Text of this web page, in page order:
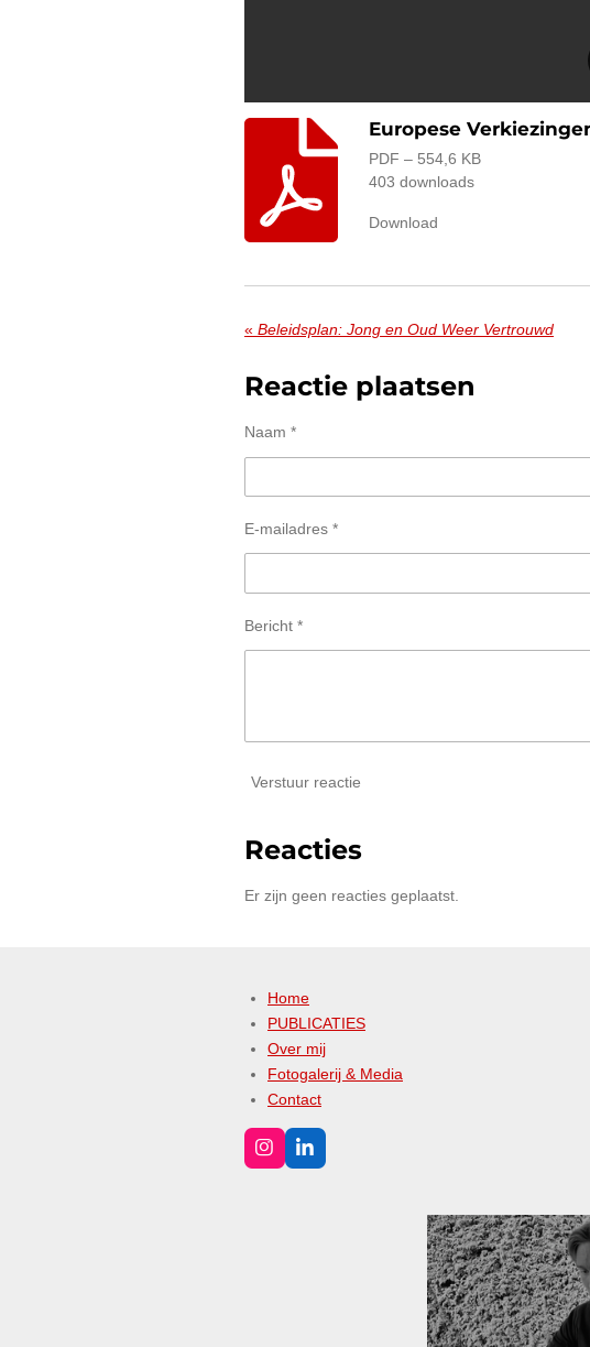
Europese
PDF – 554,6 KB
403 downloads
Download
« Beleidsplan: Jong en Oud Weer Vertrouwd
Reactie plaatsen
Naam *
E-mailadres *
Bericht *
Verstuur reactie
Reacties
Er zijn geen reacties geplaatst.
Home
PUBLICATIES
Over mij
Fotogalerij & Media
Contact
I
n
L
i